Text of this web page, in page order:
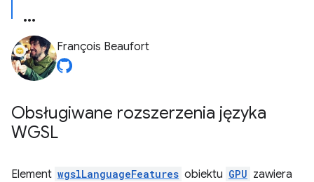
François Beaufort
Obsługiwane rozszerzenia języka
WGSL
Element wgslLanguageFeatures obiektu GPU zawiera